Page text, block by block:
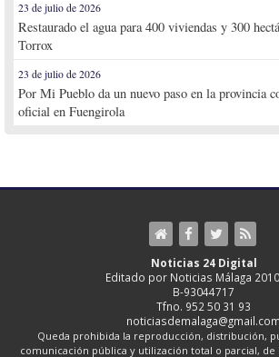
23 de julio de 2026
Restaurado el agua para 400 viviendas y 300
Torrox
23 de julio de 2026
Por Mi Pueblo da un nuevo paso en la provincia
oficial en Fuengirola
Noticias 24 Digital
Editado por Noticias Málaga
B-93044717
Tfno. 952 50 31 93
noticiasdemalaga@gmail.com
Queda prohibida la reproducción, distribución,
comunicación pública y utilización total o parcial, de